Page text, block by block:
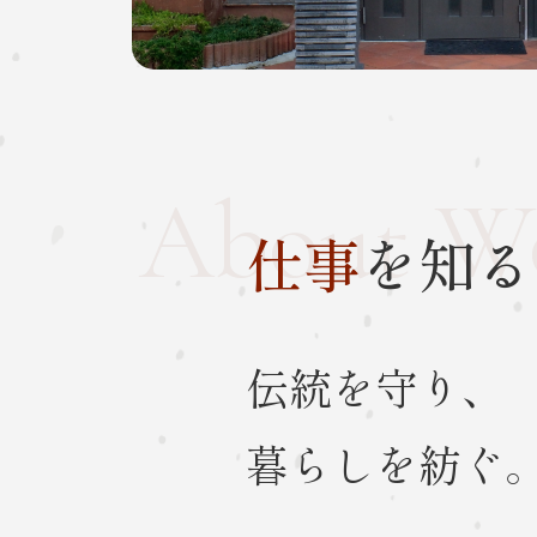
About
仕事を知る
伝統を守り、
暮らしを紡ぐ。